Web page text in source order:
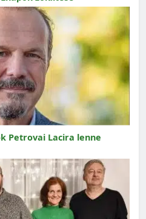
Petrovai Lacira lenne